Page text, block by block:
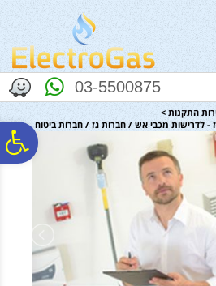
נגישות
אתר
המרכזי
03-5500875
התקנות >
- לדרישות מכבי אש / חברות גז / חברות ביטוח